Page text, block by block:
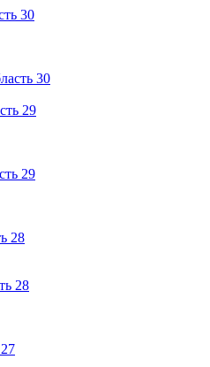
30
30
29
29
28
28
27